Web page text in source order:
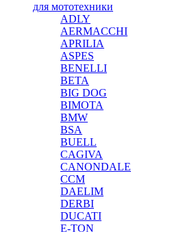
для мототехники
ADLY
AERMACCHI
APRILIA
ASPES
BENELLI
BETA
BIG DOG
BIMOTA
BMW
BSA
BUELL
CAGIVA
CANONDALE
CCM
DAELIM
DERBI
DUCATI
E-TON